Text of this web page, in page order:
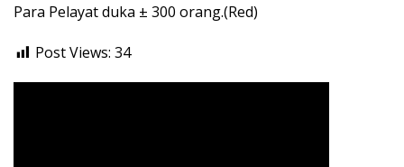
Para Pelayat duka ± 300 orang.(Red)
Post Views: 34